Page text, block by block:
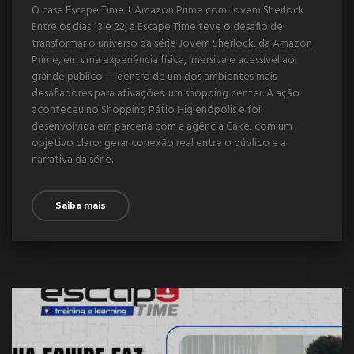
O case Escape Time + Amazon Prime com Jovem Sherlock
Entre os dias 13 e 22, a Escape Time teve o desafio de
transformar o universo da série Jovem Sherlock, da Amazon
Prime, em uma experiência física, imersiva e acessível ao
grande público — dentro de um dos ambientes mais
desafiadores para ativações: um shopping center. A ação
aconteceu no Shopping Pátio Higienópolis e foi
desenvolvida em parceria com a agência Cake, com um
objetivo claro: gerar conexão real entre o público e a
narrativa da série.
Saiba mais